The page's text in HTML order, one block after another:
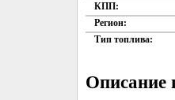
КПП:
Регион:
Тип топлива:
Описание